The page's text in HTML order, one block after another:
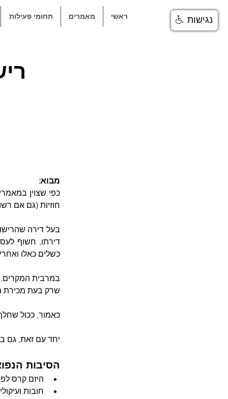
תחומי פעילות מאמרים ראשי
מבוא:
​כפי שצוין
חוזיות (גם אם
כשלים כאלו
שרק בעת מכירת
כאמור, ככול
יחד עם זאת, גם
הסיבות
היזם קרס
חובות
נגישות